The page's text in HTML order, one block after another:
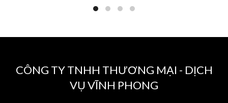
CÔNG TY TNHH THƯƠNG MẠI - DỊCH
VỤ VĨNH PHONG